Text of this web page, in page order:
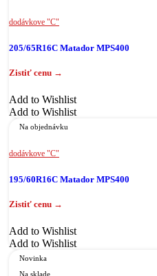
dodávkove "C"
205/65R16C Matador MPS400
Add to Wishlist
Add to Wishlist
Na objednávku
dodávkove "C"
195/60R16C Matador MPS400
Add to Wishlist
Add to Wishlist
Novinka
Na sklade